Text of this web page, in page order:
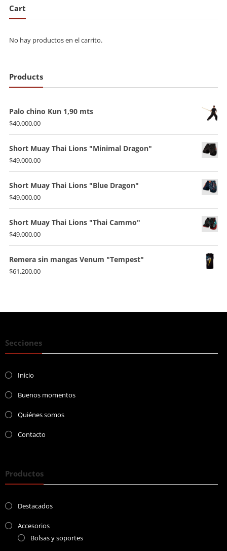
Cart
No hay productos en el carrito.
Products
Palo chino Kun 1,90 mts
$40.000,00
Short Muay Thai Lions "Minimal Dragon"
$49.000,00
Short Muay Thai Lions "Blue Dragon"
$49.000,00
Short Muay Thai Lions "Thai Cammo"
$49.000,00
Remera sin mangas Venum "Tempest"
$61.200,00
Secciones
Inicio
Buenos momentos
Quiénes somos
Contacto
Productos
Destacados
Accesorios
Bolsas y soportes